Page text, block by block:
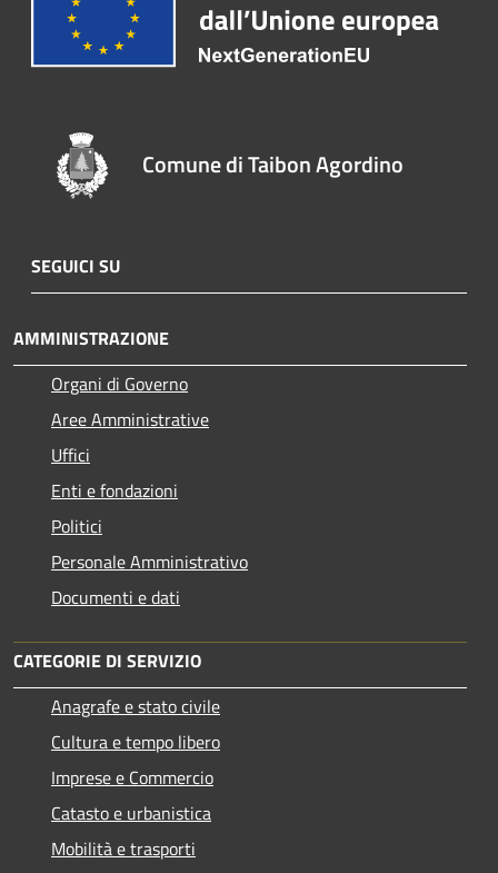
Comune di Taibon Agordino
SEGUICI SU
AMMINISTRAZIONE
Organi di Governo
Aree Amministrative
Uffici
Enti e fondazioni
Politici
Personale Amministrativo
Documenti e dati
CATEGORIE DI SERVIZIO
Anagrafe e stato civile
Cultura e tempo libero
Imprese e Commercio
Catasto e urbanistica
Mobilità e trasporti